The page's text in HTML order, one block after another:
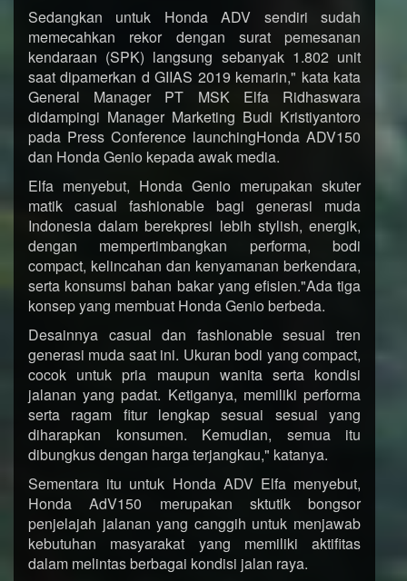
Sedangkan untuk Honda ADV sendiri sudah
memecahkan rekor dengan surat pemesanan
kendaraan (SPK) langsung sebanyak 1.802 unit
saat dipamerkan d GIIAS 2019 kemarin," kata kata
General Manager PT MSK Elfa Ridhaswara
didampingi Manager Marketing Budi Kristiyantoro
pada Press Conference launchingHonda ADV150
dan Honda Genio kepada awak media.
Elfa menyebut, Honda Genio merupakan skuter
matik casual fashionable bagi generasi muda
Indonesia dalam berekpresi lebih stylish, energik,
dengan mempertimbangkan performa, bodi
compact, kelincahan dan kenyamanan berkendara,
serta konsumsi bahan bakar yang efisien."Ada tiga
konsep yang membuat Honda Genio berbeda.
Desainnya casual dan fashionable sesuai tren
generasi muda saat ini. Ukuran bodi yang compact,
cocok untuk pria maupun wanita serta kondisi
jalanan yang padat. Ketiganya, memiliki performa
serta ragam fitur lengkap sesuai sesuai yang
diharapkan konsumen. Kemudian, semua itu
dibungkus dengan harga terjangkau," katanya.
Sementara itu untuk Honda ADV Elfa menyebut,
Honda AdV150 merupakan sktutik bongsor
penjelajah jalanan yang canggih untuk menjawab
kebutuhan masyarakat yang memiliki aktifitas
dalam melintas berbagai kondisi jalan raya.